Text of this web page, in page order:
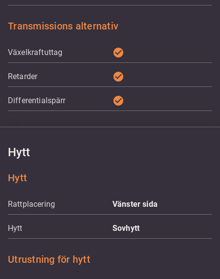
Transmissions alternativ
Växelkraftuttag check_circle
Retarder check_circle
Differentialspärr check_circle
Hytt
Hytt
Rattplacering Vänster sida
Hytt Sovhytt
Utrustning för hytt